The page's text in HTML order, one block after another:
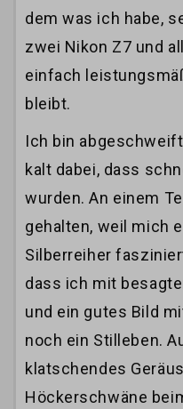
dem was ich habe,
zwei Nikon Z7 und
einfach
bleibt.
Ich bin
kalt dabei, dass
wurden. An einem
gehalten, weil mich
Silberreiher
dass ich mit
und ein gutes Bild
noch ein Stilleben.
klatschendes
Höckerschwäne